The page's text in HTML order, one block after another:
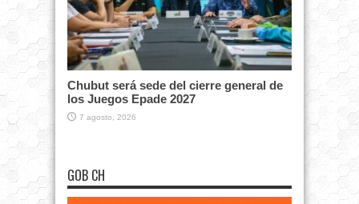
Chubut será sede del cierre general de
los Juegos Epade 2027
7 agosto, 2026
GOB CH